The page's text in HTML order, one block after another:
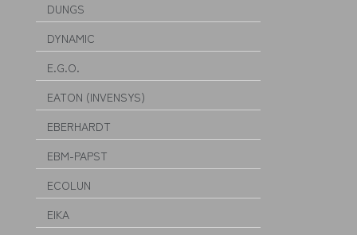
DUNGS
DYNAMIC
E.G.O.
EATON (INVENSYS)
EBERHARDT
EBM-PAPST
ECOLUN
EIKA